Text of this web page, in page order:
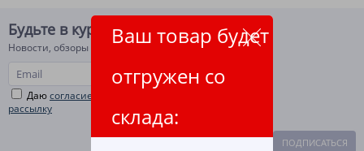
Ваш товар будет
отгружен со
склада:
Будьте в курсе!
Новости, обзоры и акции
Даюсогласие на рекламную и информационную
рассылку
ПОДПИСАТЬСЯ